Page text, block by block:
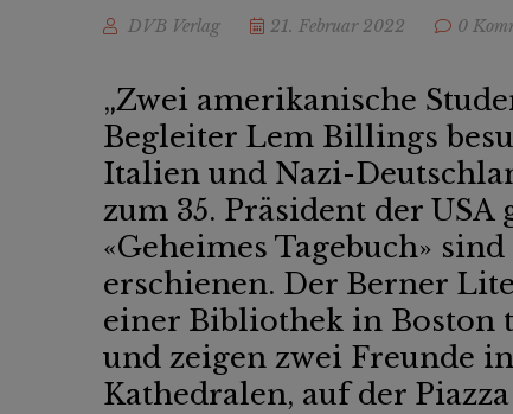
DVB Verlag 21. Februar 2022 0
„Zwei amerikanische
Begleiter Lem Billings
Italien und Nazi-
zum 35. Präsident der
«Geheimes Tagebuch»
erschienen. Der Berner
einer Bibliothek in Boston
und zeigen zwei Freunde
Kathedralen, auf der